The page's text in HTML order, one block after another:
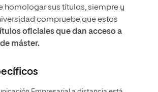
homologar sus títulos, siempre y
compruebe que estos
oficiales que dan acceso a
máster.